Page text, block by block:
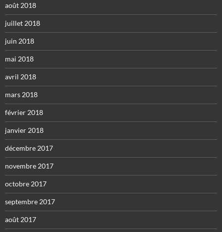
août 2018
juillet 2018
juin 2018
mai 2018
avril 2018
mars 2018
février 2018
janvier 2018
décembre 2017
novembre 2017
octobre 2017
septembre 2017
août 2017